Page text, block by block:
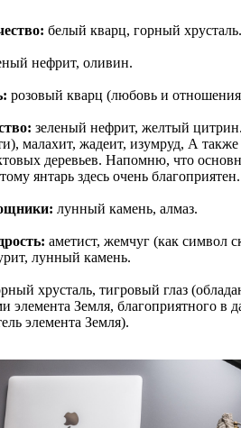
белый кварц, горный хрусталь.
нефрит, оливин.
розовый кварц (любовь и
зеленый нефрит, желтый
малахит, жадеит, изумруд, А
деревьев. Напомню, что
янтарь здесь очень благоприятен.
лунный камень, алмаз.
аметист, жемчуг (как символ
лунный камень.
хрусталь, тигровый глаз
элемента Земля, благоприятного в
элемента Земля).